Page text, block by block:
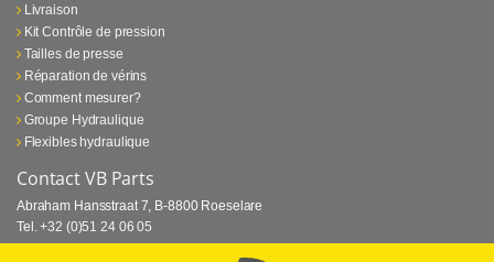
Livraison
Kit Contrôle de pression
Tailles de presse
Réparation de vérins
Comment mesurer?
Groupe Hydraulique
Flexibles hydraulique
Contact VB Parts
Abraham Hansstraat 7, B-8800 Roeselare
Tel. +32 (0)51 24 06 05